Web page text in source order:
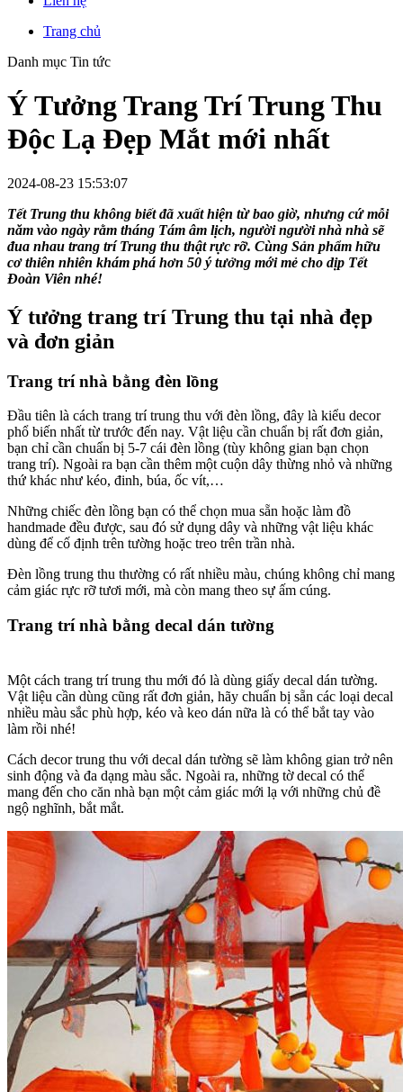
Trang chủ
Danh mục Tin tức
Ý Tưởng Trang Trí Trung Thu
Độc Lạ Đẹp Mắt mới nhất
2024-08-23 15:53:07
Tết Trung thu không biết đã xuất hiện từ bao giờ, nhưng cứ mỗi
năm vào ngày rằm tháng Tám âm lịch, người người nhà nhà sẽ
đua nhau trang trí Trung thu thật rực rỡ. Cùng Sản phẩm hữu
cơ thiên nhiên khám phá hơn 50 ý tưởng mới mẻ cho dịp Tết
Đoàn Viên nhé!
Ý tưởng trang trí Trung thu tại nhà đẹp
và đơn giản
Trang trí nhà bằng đèn lồng
Đầu tiên là cách trang trí trung thu với đèn lồng, đây là kiểu decor
phổ biến nhất từ trước đến nay. Vật liệu cần chuẩn bị rất đơn giản,
bạn chỉ cần chuẩn bị 5-7 cái đèn lồng (tùy không gian bạn chọn
trang trí). Ngoài ra bạn cần thêm một cuộn dây thừng nhỏ và những
thứ khác như kéo, đinh, búa, ốc vít,…
Những chiếc đèn lồng bạn có thể chọn mua sẵn hoặc làm đồ
handmade đều được, sau đó sử dụng dây và những vật liệu khác
dùng để cố định trên tường hoặc treo trên trần nhà.
Đèn lồng trung thu thường có rất nhiều màu, chúng không chỉ mang
cảm giác rực rỡ tươi mới, mà còn mang theo sự ấm cúng.
Trang trí nhà bằng decal dán tường
Một cách trang trí trung thu mới đó là dùng giấy decal dán tường.
Vật liệu cần dùng cũng rất đơn giản, hãy chuẩn bị sẵn các loại decal
nhiều màu sắc phù hợp, kéo và keo dán nữa là có thể bắt tay vào
làm rồi nhé!
Cách decor trung thu với decal dán tường sẽ làm không gian trở nên
sinh động và đa dạng màu sắc. Ngoài ra, những tờ decal có thể
mang đến cho căn nhà bạn một cảm giác mới lạ với những chủ đề
ngộ nghĩnh, bắt mắt.